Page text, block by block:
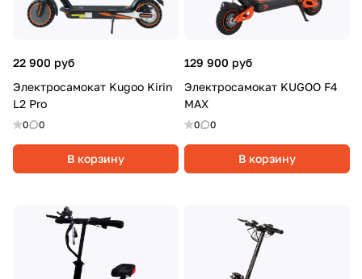
22 900 руб
Электросамокат Kugoo Kirin
L2 Pro
0 0
В корзину
129 900 руб
Электросамокат KUGOO F4
MAX
0 0
В корзину